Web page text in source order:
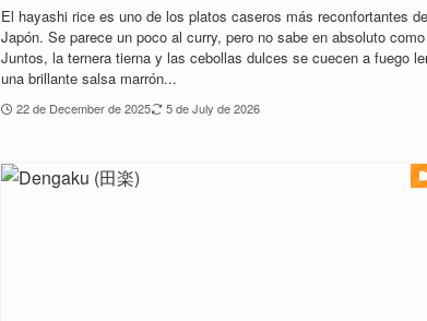
El hayashi rice es uno de los platos caseros más reconfortantes de
Japón. Se parece un poco al curry, pero no sabe en absoluto
Juntos, la ternera tierna y las cebollas dulces se cuecen a fuego
una brillante salsa marrón...
22 de December de 2025 5 de July de 2026